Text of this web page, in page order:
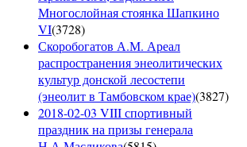
Многослойная стоянка Шапкино
VI(3728)
Скоробогатов А.М. Ареал
распространения энеолитических
культур донской лесостепи
(энеолит в Тамбовском крае)(3827)
2018-02-03 VIII спортивный
праздник на призы генерала